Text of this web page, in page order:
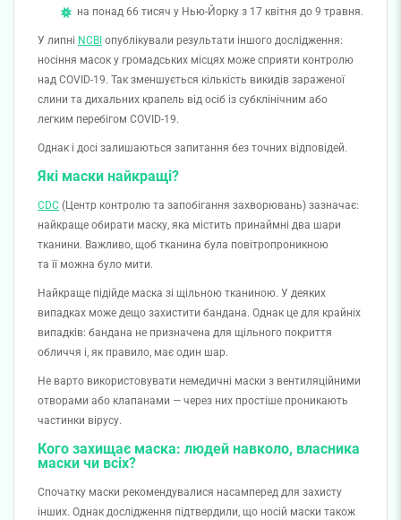
на понад 66 тисяч у Нью-Йорку з 17 квітня до 9 травня.
У липні NCBI опублікували результати іншого дослідження:
носіння масок у громадських місцях може сприяти контролю
над COVID-19. Так зменшується кількість викидів зараженої
слини та дихальних крапель від осіб із субклінічним або
легким перебігом COVID-19.
Однак і досі залишаються запитання без точних відповідей.
Які маски найкращі?
CDC (Центр контролю та запобігання захворювань) зазначає:
найкраще обирати маску, яка містить принаймні два шари
тканини. Важливо, щоб тканина була повітропроникною
та її можна було мити.
Найкраще підійде маска зі щільною тканиною. У деяких
випадках може дещо захистити бандана. Однак це для крайніх
випадків: бандана не призначена для щільного покриття
обличчя і, як правило, має один шар.
Не варто використовувати немедичні маски з вентиляційними
отворами або клапанами — через них простіше проникають
частинки вірусу.
Кого захищає маска: людей навколо, власника
маски чи всіх?
Спочатку маски рекомендувалися насамперед для захисту
інших. Однак дослідження підтвердили, що носій маски також